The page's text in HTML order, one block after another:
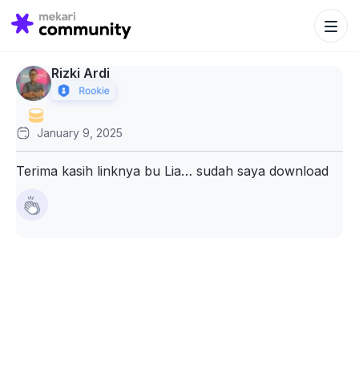
Search
for:
Search
Rizki Ardi
January 9, 2025
Terima kasih linknya bu Lia… sudah saya download